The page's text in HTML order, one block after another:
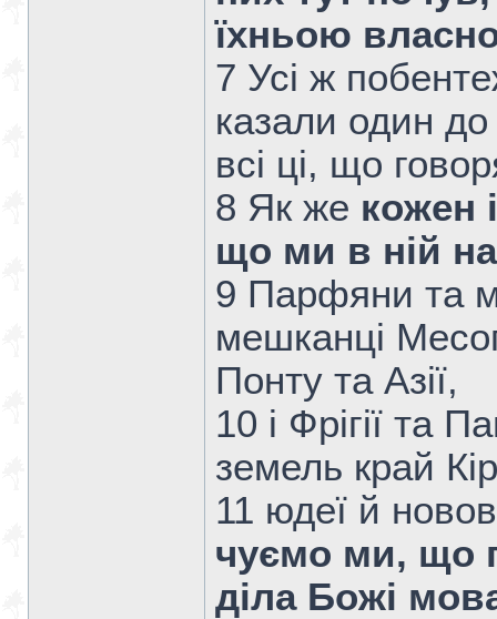
їхньою
7 Усі ж
казали один до
всі ці, що
8 Як же кожен
що ми в ній
9 Парфяни та
мешканці
Понту та Азії,
10 і Фрігії та
земель край
11 юдеї й
чуємо ми, що
діла Божі